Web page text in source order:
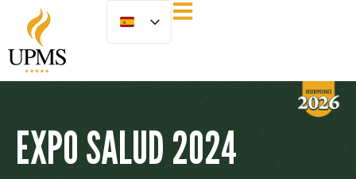
EXPO SALUD 2024